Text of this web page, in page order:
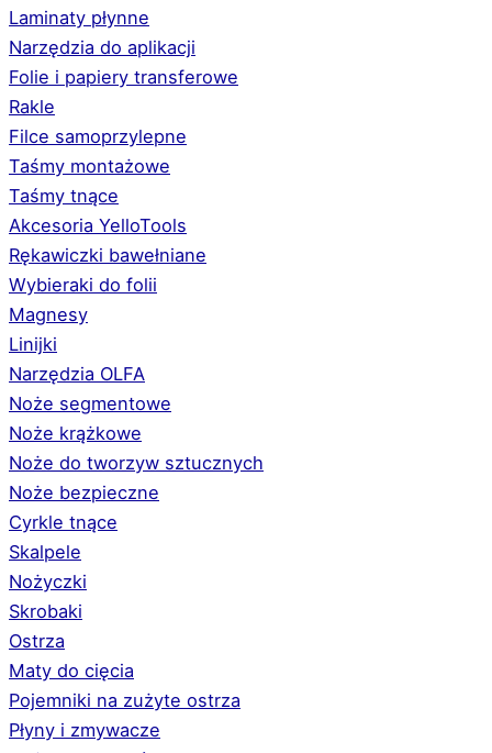
Laminaty płynne
Narzędzia do aplikacji
Folie i papiery transferowe
Rakle
Filce samoprzylepne
Taśmy montażowe
Taśmy tnące
Akcesoria YelloTools
Rękawiczki bawełniane
Wybieraki do folii
Magnesy
Linijki
Narzędzia OLFA
Noże segmentowe
Noże krążkowe
Noże do tworzyw sztucznych
Noże bezpieczne
Cyrkle tnące
Skalpele
Nożyczki
Skrobaki
Ostrza
Maty do cięcia
Pojemniki na zużyte ostrza
Płyny i zmywacze